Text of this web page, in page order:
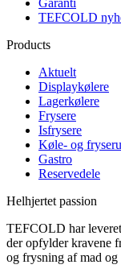
Garanti
TEFCOLD
Products
Aktuelt
Displaykølere
Lagerkølere
Frysere
Isfrysere
Køle- og
Gastro
Reservedele
Helhjertet passion
TEFCOLD har
der opfylder kravene
og frysning af mad